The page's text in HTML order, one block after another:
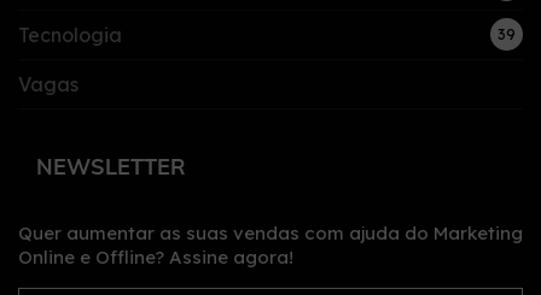
Tecnologia 39
Vagas
NEWSLETTER
Quer aumentar as suas vendas com ajuda do Marketing
Online e Offline? Assine agora!